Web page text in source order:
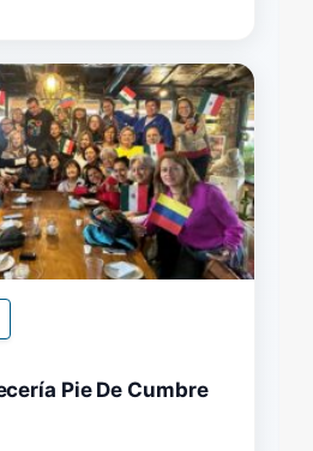
Pie De Cumbre